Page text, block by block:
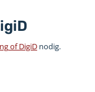
of DigiDnodig.